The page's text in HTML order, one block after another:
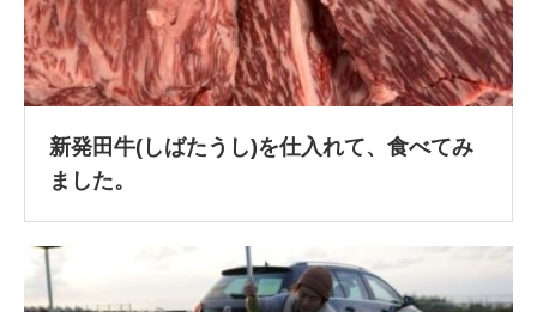
新発田牛(しばたうし)を仕入れて、食べてみ
ました。